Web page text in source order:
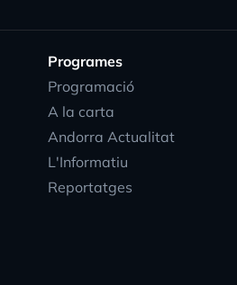
Programes
Programació
A la carta
Andorra Actualitat
L'Informatiu
Reportatges